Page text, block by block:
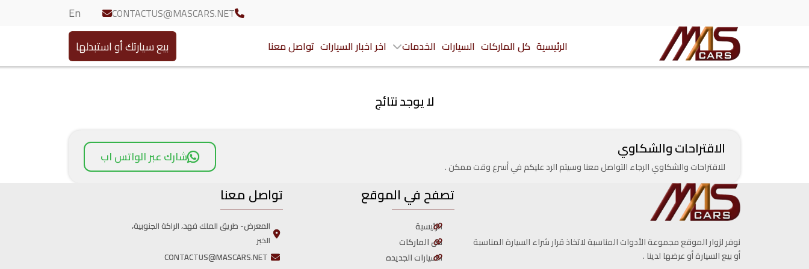
CONTACTUS@MASCARS.NET
En
الرئيسية كل الماركات السيارات الخدمات اخر اخبار السيارات تواصل معنا بيع سيارتك أو استبدلها
لا يوجد نتائج
الاقتراحات والشكاوي
للاقتراحات والشكاوي الرجاء التواصل معنا وسيتم الرد عليكم في أسرع وقت ممكن .
شارك عبر الواتس اب
نوفر لزوار الموقع مجموعة الأدوات المناسبة لاتخاذ قرار شراء السيارة المناسبة
أو بيع السيارة أو عرضها لدينا .
تصفح في الموقع
الرئيسية
كل الماركات
السيارات الجديده
تواصل معنا
المعرض- طريق الملك فهد، الراكة الجنوبية،
الخبر
CONTACTUS@MASCARS.NET